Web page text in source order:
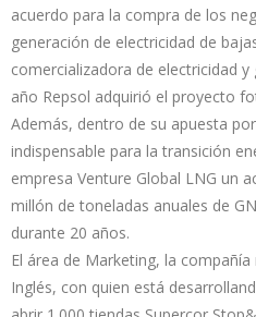
acuerdo para la compra de los
generación de electricidad de
comercializadora de electricidad
año Repsol adquirió el proyecto
Además, dentro de su apuesta
indispensable para la transición
empresa Venture Global LNG un
millón de toneladas anuales de
durante 20 años.
El área de Marketing, la
Inglés, con quien está